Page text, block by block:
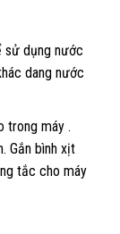
sử dụng nước
dang nước
trong máy .
Gắn bình xịt
tắc cho máy